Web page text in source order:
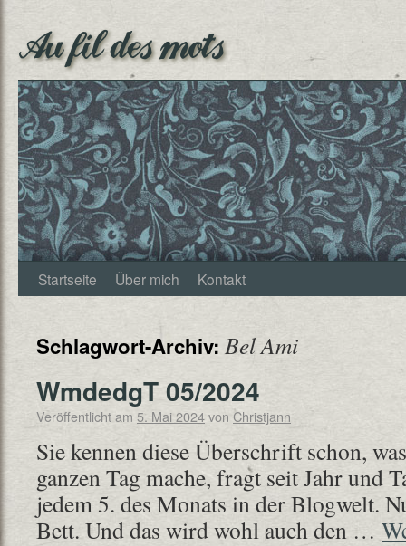
Au fil des mots
Startseite Über mich Kontakt
Schlagwort-Archiv: Bel Ami
WmdedgT 05/2024
Veröffentlicht am 5. Mai 2024von Christjann
Sie kennen diese Überschrift schon,
ganzen Tag mache, fragt seit Jahr und
jedem 5. des Monats in der Blogwelt.
Bett. Und das wird wohl auch den …